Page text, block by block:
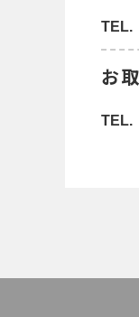
TEL.
お
TEL.